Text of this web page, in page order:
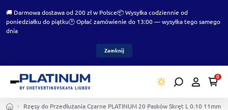
🚚 Darmowa dostawa od 200 zł w Polsce📦 Wysyłka codziennie od
poniedziałku do piątku🕑 Opłać zamówienie do 13:00 — wysyłka tego samego
dnia
Zamknij
0
Rzęsy do Przedłużania Czarne PLATINUM 20 Pasków Skręt L 0.10 11mm